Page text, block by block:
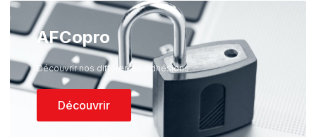
AFCopro
Découvrir nos différentes Adhésions
Découvrir